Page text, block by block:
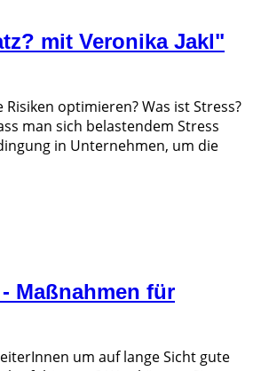
mit Veronika Jakl"
optimieren? Was ist Stress?
man sich belastendem Stress
in Unternehmen, um die
Maßnahmen für
um auf lange Sicht gute